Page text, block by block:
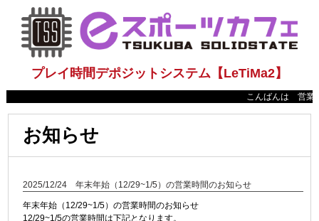
プレイ時間デポジットシステム【LeTiMa2】
こんばんは 営業
お知らせ
2025/12/24 年末年始（12/29~1/5）の営業時間のお知らせ
年末年始（12/29~1/5）の営業時間のお知らせ
12/29~1/5の営業時間は下記となります。